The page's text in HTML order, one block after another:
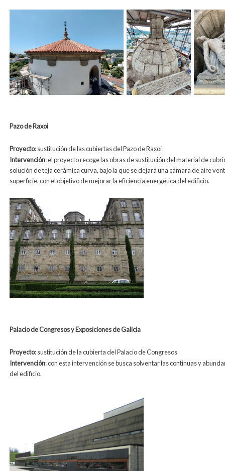
Pazo de Raxoi
Proyecto: sustitución de las cubiertas del Pazo de Raxoi
Intervención:el proyecto recoge las obras de sustitución del material de
solución de teja cerámica curva, bajo la que se dejará una cámara de aire
superficie, con el objetivo de mejorar la eficiencia energética del edificio.
Palacio de Congresos y Exposiciones de Galicia
Proyecto: sustitución de la cubierta del Palacio de Congresos
Intervención: con esta intervención se busca solventar las continuas y
del edificio.